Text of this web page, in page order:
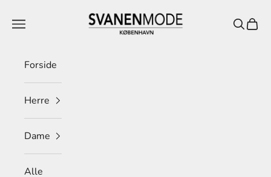
Svanen Mode
Menu Søg
Forside
Herre
Dame
Alle